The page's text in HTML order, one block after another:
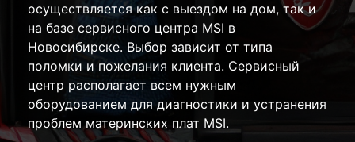
осуществляется как с выездом на дом, так и
на базе сервисного центра MSI в
Новосибирске. Выбор зависит от типа
поломки и пожелания клиента. Сервисный
центр располагает всем нужным
оборудованием для диагностики и устранения
проблем материнских плат MSI.